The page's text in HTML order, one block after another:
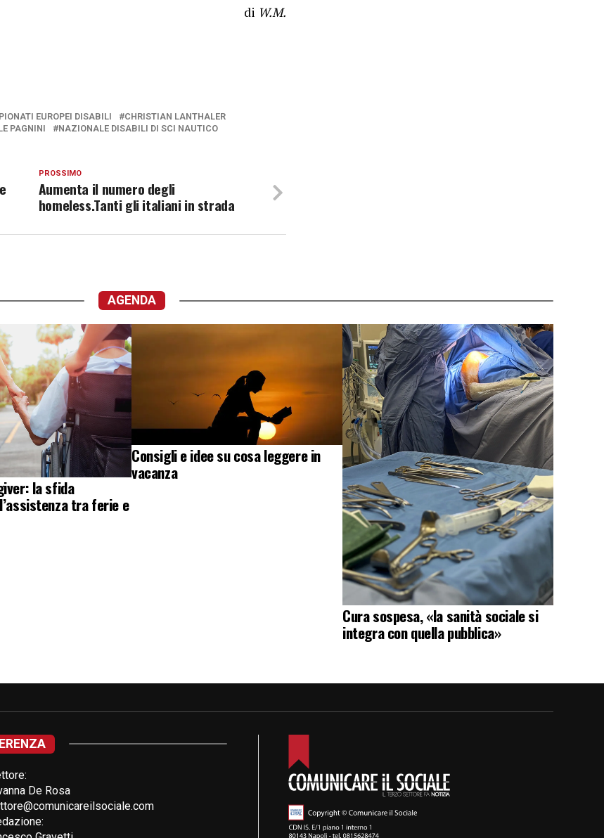
di W.M.
EUROPEI DISABILI
CHRISTIAN LANTHALER
PAGNINI
NAZIONALE DISABILI DI SCI NAUTICO
PROSSIMO
Aumenta il numero degli
homeless.Tanti gli italiani in strada
AGENDA
la sfida
tra ferie e
Consigli e idee su cosa leggere in
vacanza
Cura sospesa, «la sanità sociale si
integra con quella pubblica»
De Rosa